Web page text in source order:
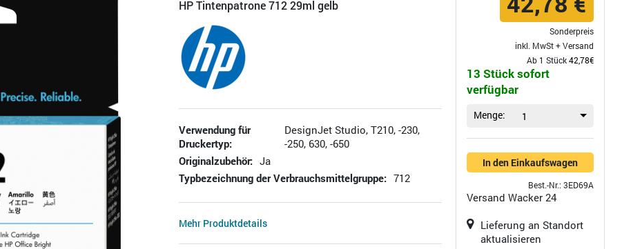
HP Tintenpatrone 712 29ml gelb
Verwendung für
Druckertyp:
DesignJet Studio, T210, -230,
-250, 630, -650
Originalzubehör: Ja
Typbezeichnung der Verbrauchsmittelgruppe: 712
Mehr Produktdetails
Sonderpreis
inkl. MwSt +Versand
Ab 1 Stück42,78€
13 Stück sofort
verfügbar
Menge: 1
In den Einkaufswagen
Best.-Nr.: 3ED69A
Versand Wacker 24
Lieferung an Standort
aktualisieren